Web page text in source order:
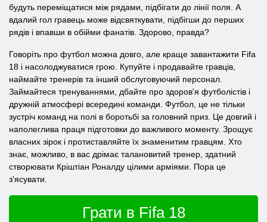
будуть переміщатися між рядами, підбігати до лінії поля. А
вдалий гол гравець може відсвяткувати, підбігши до перших
рядів і впавши в обійми фанатів. Здорово, правда?
Говоріть про футбол можна довго, але краще завантажити Fifa
18 і насолоджуватися грою. Купуйте і продавайте гравців,
наймайте тренерів та інший обслуговуючий персонал.
Займайтеся тренуваннями, дбайте про здоров'я футболістів і
дружній атмосфері всередині команди. Футбол, це не тільки
зустріч команд на полі в боротьбі за головний приз. Це довгий і
наполеглива праця підготовки до важливого моменту. Зрощує
власних зірок і протиставляйте їх знаменитим гравцям. Хто
знає, можливо, в вас дрімає талановитий тренер, здатний
створювати Кріштіан Роналду цілими арміями. Пора це
з'ясувати.
Грати в Fifa 18